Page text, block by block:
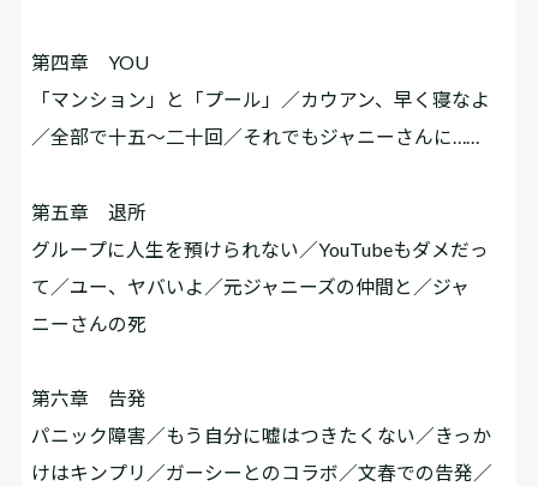
第四章 YOU
「マンション」と「プール」／カウアン、早く寝なよ
／全部で十五～二十回／それでもジャニーさんに……
第五章 退所
グループに人生を預けられない／YouTubeもダメだっ
て／ユー、ヤバいよ／元ジャニーズの仲間と／ジャ
ニーさんの死
第六章 告発
パニック障害／もう自分に嘘はつきたくない／きっか
けはキンプリ／ガーシーとのコラボ／文春での告発／